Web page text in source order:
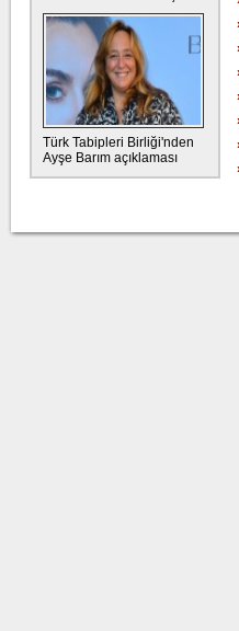
Türk Tabipleri Birliği'nden
Ayşe Barım açıklaması